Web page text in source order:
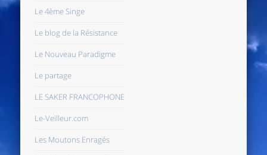
Le 4ème Singe
Le blog de la Résistance
Le Nouveau Paradigme
Le partage
LE SAKER FRANCOPHONE
Le-Veilleur.com
Les Moutons Enragés